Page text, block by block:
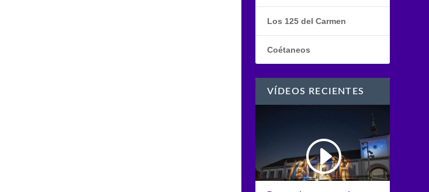
Los 125 del Carmen
Coétaneos
VÍDEOS RECIENTES